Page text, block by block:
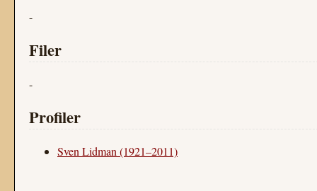
-
Filer
-
Profiler
Sven Lidman (1921–2011)